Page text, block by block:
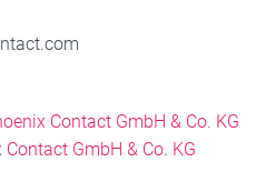
Contact GmbH & Co. KG
GmbH & Co. KG